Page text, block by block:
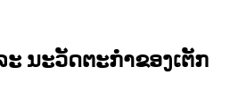
ນະວັດຕະກຳຂອງເຕັກ